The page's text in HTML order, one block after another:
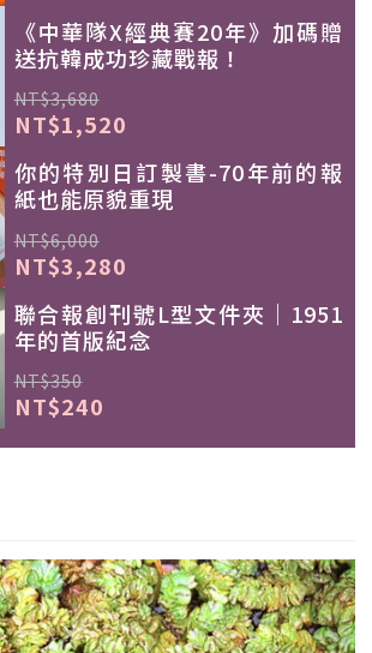
《中華隊X經典賽20年》加碼贈
送抗韓成功珍藏戰報！
NT$3,680
NT$1,520
你的特別日訂製書-70年前的報
紙也能原貌重現
NT$6,000
NT$3,280
聯合報創刊號L型文件夾｜1951
年的首版紀念
NT$350
NT$240